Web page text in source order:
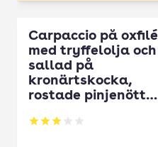
Carpaccio på oxfilé
med tryffelolja och
sallad på
kronärtskocka,
rostade pinjenötter
Betyg: 2.93 av 5